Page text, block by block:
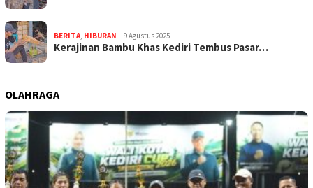
BERITA, HIBURAN 9 Agustus 2025
Kerajinan Bambu Khas Kediri Tembus Pasar…
OLAHRAGA